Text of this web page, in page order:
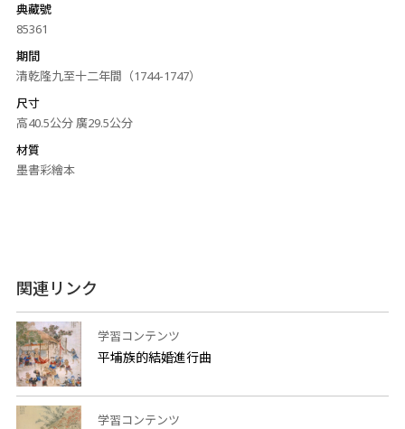
典藏號
85361
期間
清乾隆九至十二年間（1744-1747）
尺寸
高40.5公分 廣29.5公分
材質
墨書彩繪本
関連リンク
学習コンテンツ
平埔族的結婚進行曲
学習コンテンツ